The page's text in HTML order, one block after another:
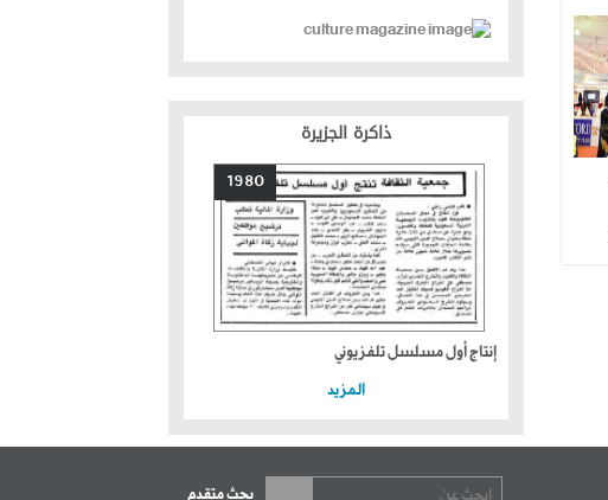
ذاكرة الجزيرة
1980
إنتاج أول مسلسل تلفزيوني
المزيد
بحث متقدم